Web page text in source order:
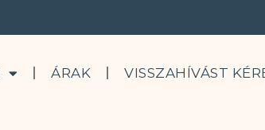
ÁRAK VISSZAHÍVÁST